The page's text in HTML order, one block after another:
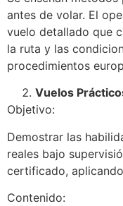
antes de volar. El
vuelo detallado que
la ruta y las
procedimientos
Vuelos
Objetivo:
Demostrar las
reales bajo
certificado,
Contenido: